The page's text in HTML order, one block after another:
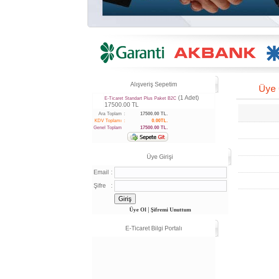
Alışveriş Sepetim
E-Ticaret Standart Plus Paket B2C (1 Adet)
17500.00 TL
Ara Toplam :
17500.00 TL.
KDV Toplamı :
0.00TL.
Genel Toplam
17500.00 TL.
Üye Girişi
Email
:
Şifre
:
Üye Ol| Şifremi Unuttum
E-Ticaret Bilgi Portalı
Üye